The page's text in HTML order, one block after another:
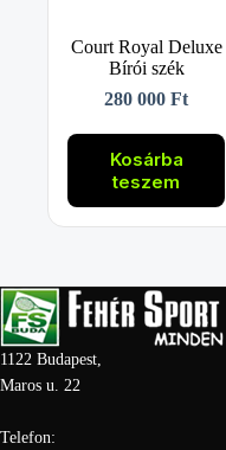
Court Royal Deluxe
Bírói szék
280 000Ft
Kosárba
teszem
1122 Budapest,
Maros u. 22
Telefon: